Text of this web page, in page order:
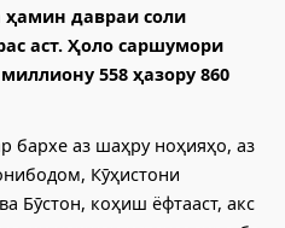
ҳамин давраи соли
аст. Ҳоло саршумори
558 ҳазору 860
бархе аз шаҳру ноҳияҳо, аз
Кӯҳистони
Бӯстон, коҳиш ёфтааст, акс